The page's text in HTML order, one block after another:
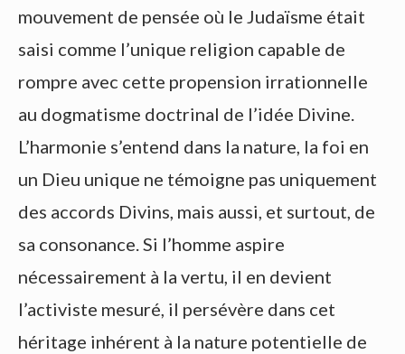
mouvement de pensée où le Judaïsme était
saisi comme l’unique religion capable de
rompre avec cette propension irrationnelle
au dogmatisme doctrinal de l’idée Divine.
L’harmonie s’entend dans la nature, la foi en
un Dieu unique ne témoigne pas uniquement
des accords Divins, mais aussi, et surtout, de
sa consonance. Si l’homme aspire
nécessairement à la vertu, il en devient
l’activiste mesuré, il persévère dans cet
héritage inhérent à la nature potentielle de